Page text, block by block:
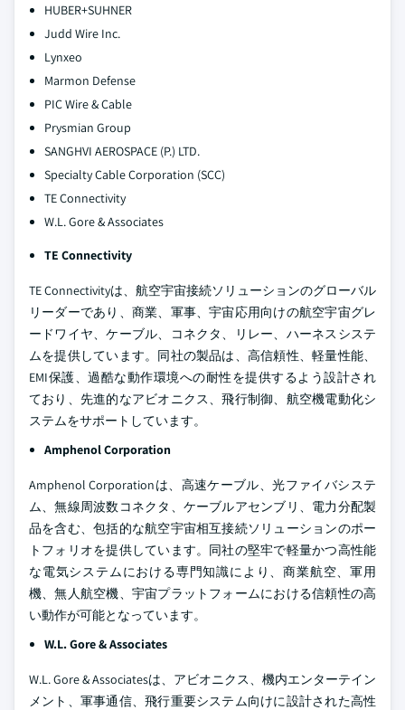
HUBER+SUHNER
Judd Wire Inc.
Lynxeo
Marmon Defense
PIC Wire & Cable
Prysmian Group
SANGHVI AEROSPACE (P.) LTD.
Specialty Cable Corporation (SCC)
TE Connectivity
W.L. Gore & Associates
TE Connectivity
TE Connectivityは、航空宇宙接続ソリューションのグローバル
リーダーであり、商業、軍事、宇宙応用向けの航空宇宙グレ
ードワイヤ、ケーブル、コネクタ、リレー、ハーネスシステ
ムを提供しています。同社の製品は、高信頼性、軽量性能、
EMI保護、過酷な動作環境への耐性を提供するよう設計され
ており、先進的なアビオニクス、飛行制御、航空機電動化シ
ステムをサポートしています。
Amphenol Corporation
Amphenol Corporationは、高速ケーブル、光ファイバシステ
ム、無線周波数コネクタ、ケーブルアセンブリ、電力分配製
品を含む、包括的な航空宇宙相互接続ソリューションのポー
トフォリオを提供しています。同社の堅牢で軽量かつ高性能
な電気システムにおける専門知識により、商業航空、軍用
機、無人航空機、宇宙プラットフォームにおける信頼性の高
い動作が可能となっています。
W.L. Gore & Associates
W.L. Gore & Associatesは、アビオニクス、機内エンターテイン
メント、軍事通信、飛行重要システム向けに設計された高性